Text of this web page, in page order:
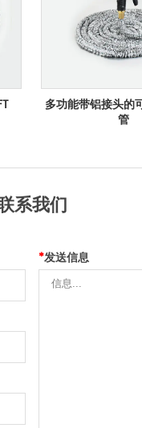
多功能带铝接头的
管
系我们
*发送信息